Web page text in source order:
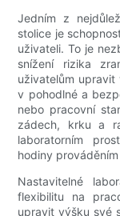
Jedním z
stolice je
uživateli. To je
snížení rizika
uživatelům
v pohodlné a
nebo pracovní
zádech, krku a
laboratorním
hodiny
Nastavitelné
flexibilitu na
upravit výšku své